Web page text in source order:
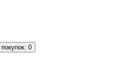
покупок: 0